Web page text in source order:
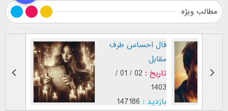
مطالب ویژه
تاریخ :
طرز نگاه پسر عاشق (
بر اساس [...]
تاریخ :
29 / 12 /
1402
بازدید : 26750